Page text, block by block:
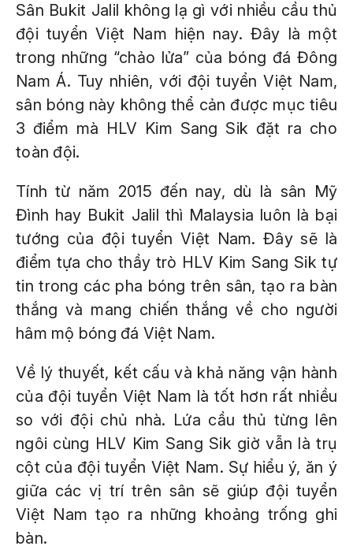
Sân Bukit Jalil không lạ gì với nhiều cầu thủ
đội tuyển Việt Nam hiện nay. Đây là một
trong những “chảo lửa” của bóng đá Đông
Nam Á. Tuy nhiên, với đội tuyển Việt Nam,
sân bóng này không thể cản được mục tiêu
3 điểm mà HLV Kim Sang Sik đặt ra cho
toàn đội.
Tính từ năm 2015 đến nay, dù là sân Mỹ
Đình hay Bukit Jalil thì Malaysia luôn là bại
tướng của đội tuyển Việt Nam. Đây sẽ là
điểm tựa cho thầy trò HLV Kim Sang Sik tự
tin trong các pha bóng trên sân, tạo ra bàn
thắng và mang chiến thắng về cho người
hâm mộ bóng đá Việt Nam.
Về lý thuyết, kết cấu và khả năng vận hành
của đội tuyển Việt Nam là tốt hơn rất nhiều
so với đội chủ nhà. Lứa cầu thủ từng lên
ngôi cùng HLV Kim Sang Sik giờ vẫn là trụ
cột của đội tuyển Việt Nam. Sự hiểu ý, ăn ý
giữa các vị trí trên sân sẽ giúp đội tuyển
Việt Nam tạo ra những khoảng trống ghi
bàn.